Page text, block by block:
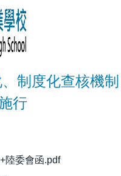
制度化查核機制
行
陸委會函.pdf